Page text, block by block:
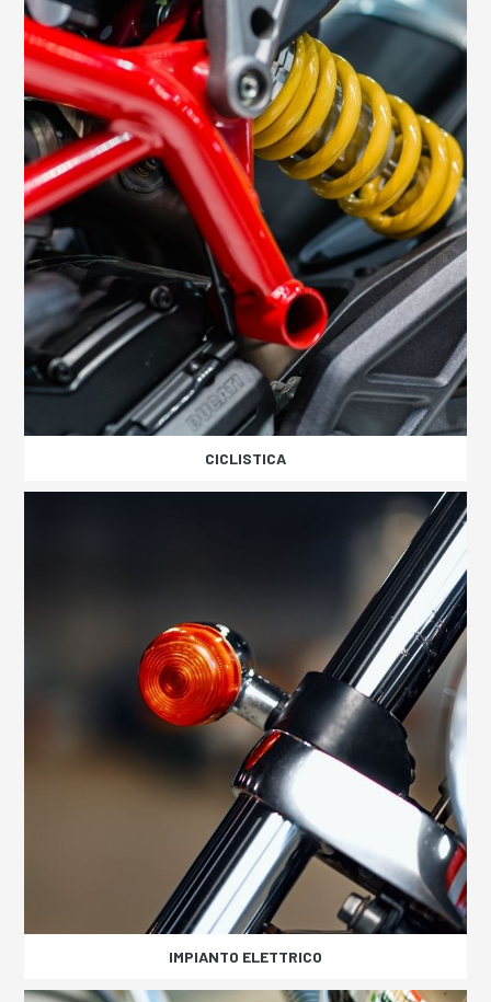
CICLISTICA
IMPIANTO ELETTRICO